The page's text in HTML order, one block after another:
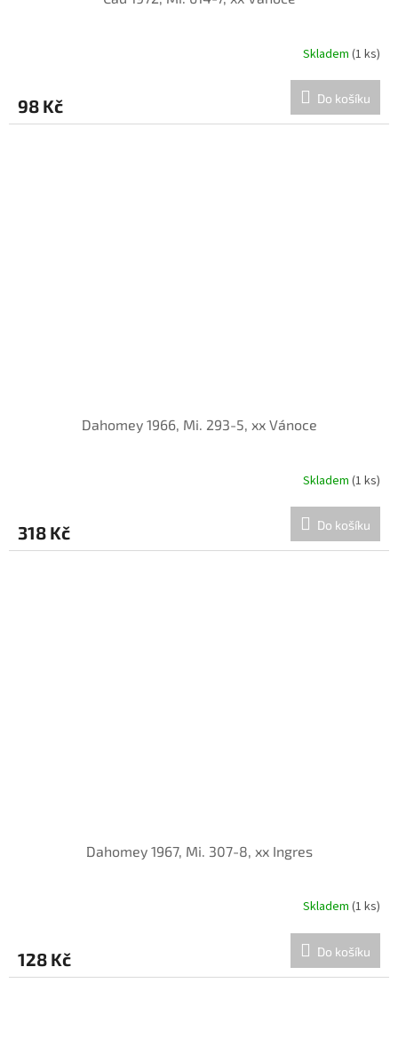
Skladem (1 ks)
98 Kč Do košíku
Dahomey 1966, Mi. 293-5, xx Vánoce
Skladem (1 ks)
318 Kč Do košíku
Dahomey 1967, Mi. 307-8, xx Ingres
Skladem (1 ks)
128 Kč Do košíku